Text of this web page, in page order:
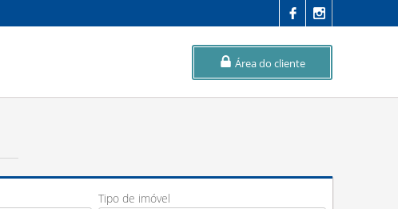
Área do cliente
Tipo de imóvel